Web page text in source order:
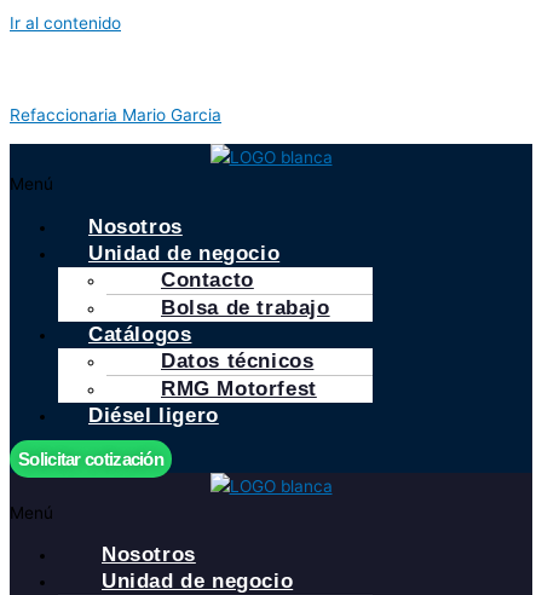
Ir al contenido
Refaccionaria Mario Garcia
Menú
Nosotros
Unidad de negocio
Contacto
Bolsa de trabajo
Catálogos
Datos técnicos
RMG Motorfest
Diésel ligero
Solicitar cotización
Menú
Nosotros
Unidad de negocio